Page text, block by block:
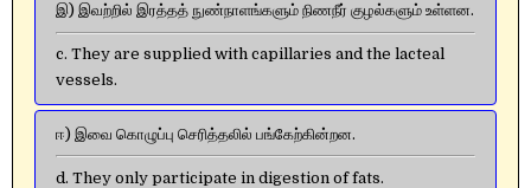
இ) இவற்றில் இரத்தத் நுண்நாளங்களும் நிணநீர் குழல்களும் உள்ளன.
c. They are supplied with capillaries and the lacteal
vessels.
ஈ) இவை கொழுப்பு செரித்தலில் பங்கேற்கின்றன.
d. They only participate in digestion of fats.